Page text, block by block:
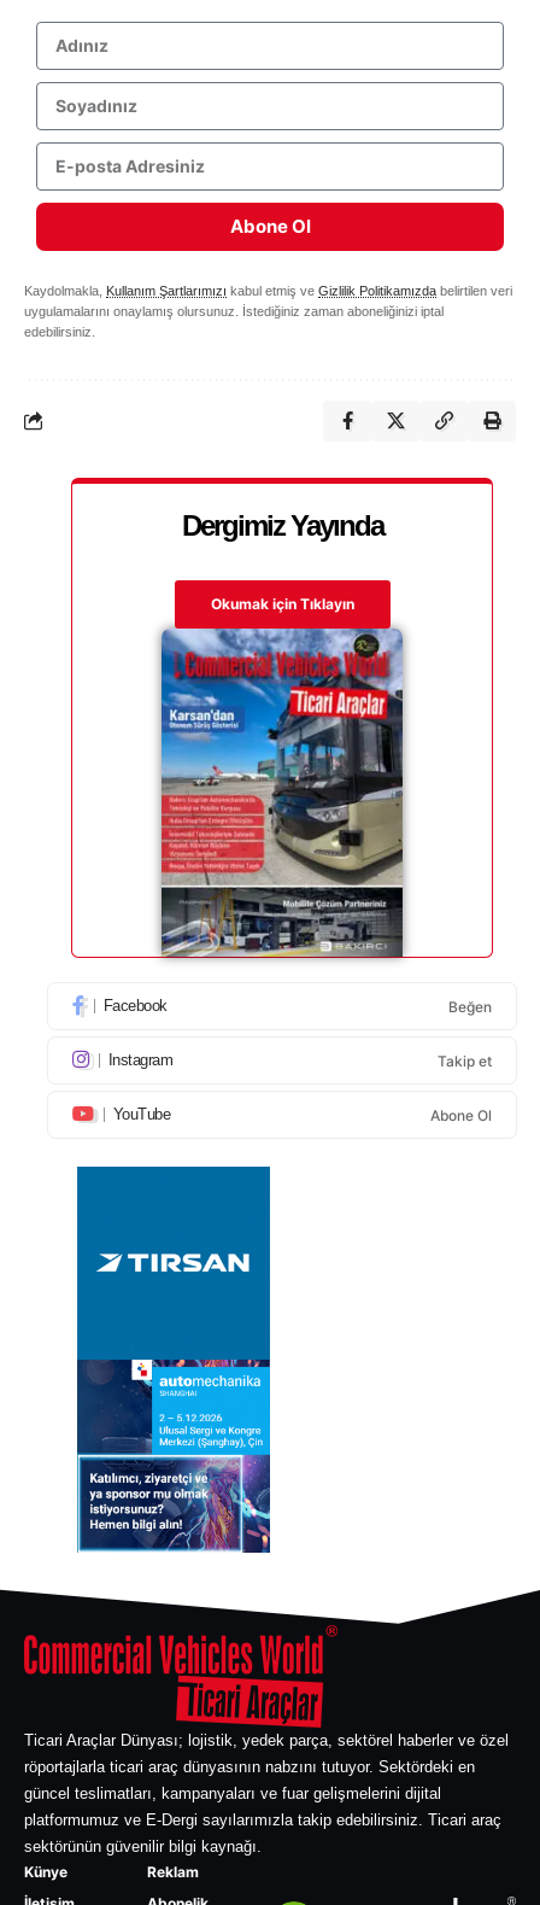
Abone Ol
Kaydolmakla, Kullanım Şartlarımızı kabul etmiş ve Gizlilik Politikamızda belirtilen veri
uygulamalarını onaylamış olursunuz. İstediğiniz zaman aboneliğinizi iptal
edebilirsiniz.
Dergimiz Yayında
Okumak için Tıklayın
Facebook Beğen
Instagram Takip et
YouTube Abone Ol
Ticari Araçlar Dünyası; lojistik, yedek parça, sektörel haberler ve özel
röportajlarla ticari araç dünyasının nabzını tutuyor. Sektördeki en
güncel teslimatları, kampanyaları ve fuar gelişmelerini dijital
platformumuz ve E-Dergi sayılarımızla takip edebilirsiniz. Ticari araç
sektörünün güvenilir bilgi kaynağı.
Künye
Reklam